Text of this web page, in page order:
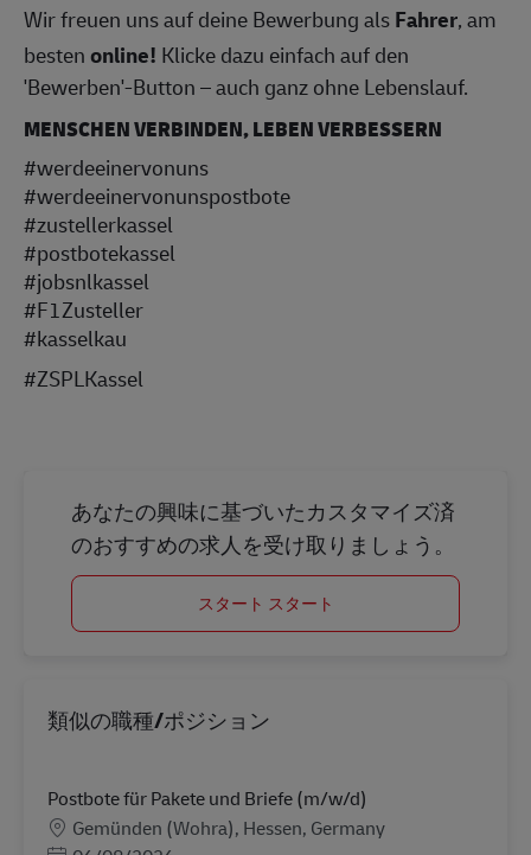
Wir freuen uns auf deine Bewerbung alsFahrer, am
bestenonline! Klicke dazu einfach auf den
'Bewerben'-Button – auch ganz ohne Lebenslauf.
MENSCHEN VERBINDEN, LEBEN VERBESSERN
#werdeeinervonuns
#werdeeinervonunspostbote
#zustellerkassel
#postbotekassel
#jobsnlkassel
#F1Zusteller
#kasselkau
#ZSPLKassel
あなたの興味に基づいたカスタマイズ済
のおすすめの求人を受け取りましょう。
スタート スタート
類似の職種/ポジション
Postbote für Pakete und Briefe (m/w/d)
勤務地
Gemünden (Wohra), Hessen, Germany